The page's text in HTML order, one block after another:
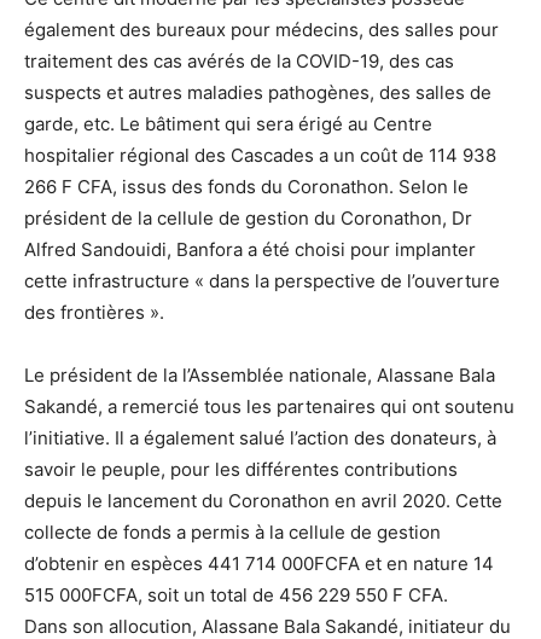
également des bureaux pour médecins, des salles pour
traitement des cas avérés de la COVID-19, des cas
suspects et autres maladies pathogènes, des salles de
garde, etc. Le bâtiment qui sera érigé au Centre
hospitalier régional des Cascades a un coût de 114 938
266 F CFA, issus des fonds du Coronathon. Selon le
président de la cellule de gestion du Coronathon, Dr
Alfred Sandouidi, Banfora a été choisi pour implanter
cette infrastructure « dans la perspective de l’ouverture
des frontières ».
Le président de la l’Assemblée nationale, Alassane Bala
Sakandé, a remercié tous les partenaires qui ont soutenu
l’initiative. Il a également salué l’action des donateurs, à
savoir le peuple, pour les différentes contributions
depuis le lancement du Coronathon en avril 2020. Cette
collecte de fonds a permis à la cellule de gestion
d’obtenir en espèces 441 714 000FCFA et en nature 14
515 000FCFA, soit un total de 456 229 550 F CFA.
Dans son allocution, Alassane Bala Sakandé, initiateur du